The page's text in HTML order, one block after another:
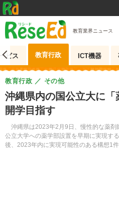
教育業界ニュース
ビス 教育行政 ICT機器
沖縄県内の国公立大に
開学目指す
沖縄県は2023年2月9日、慢性的な薬剤
公立大学への薬学部設置を早期に実現す
後、2023年内に実現可能性のある構想1
教育行政 その他